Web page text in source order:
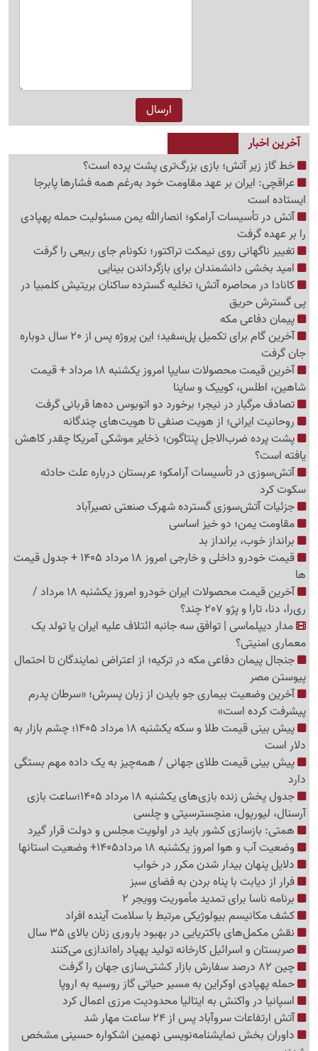
آخرین اخبار
خط گاز زیر آتش؛ بازی بزرگ‌تری پشت پرده است؟
عراقچی: ایران بر عهد مقاومت خود به‌رغم همه فشارها پابرجا
ایستاده است
آتش در تأسیسات آرامکو؛ انصارالله یمن مسئولیت حمله پهپادی
را بر عهده گرفت
تغییر ناگهانی روی نیمکت تراکتور؛ نکونام جای ربیعی را گرفت
امید بخشی دانشمندان برای بازگرداندن بینایی
کانادا در محاصره آتش؛ تخلیه گسترده ساکنان بریتیش کلمبیا در
پی گسترش حریق
پیمان دفاعی مکه
آخرین گام برای تکمیل پل‌سفید؛ این پروژه پس از 20 سال دوباره
جان گرفت
آخرین قیمت محصولات سایپا امروز یکشنبه 18 مرداد + قیمت
شاهین، اطلس، کوییک و ساینا
تصادف مرگبار در نیجر؛ برخورد دو اتوبوس ده‌ها قربانی گرفت
روحانیت ایرانی؛ از هویت صنفی تا هویت‌های چندگانه
پشت پرده ضرب‌الاجل پنتاگون؛ ذخایر موشکی آمریکا چقدر کاهش
یافته است؟
آتش‌سوزی در تأسیسات آرامکو؛ عربستان درباره علت حادثه
سکوت کرد
جزئیات آتش‌سوزی گسترده شهرک صنعتی نصیرآباد
مقاومت یمن؛ دو خیز اساسی
برانداز خوب، برانداز بد
قیمت خودرو داخلی و خارجی امروز 18 مرداد 1405 + جدول قیمت
ها
آخرین قیمت محصولات ایران خودرو امروز یکشنبه 18 مرداد /
ری‌را، دنا، تارا و پژو 207 چند؟
مدار دیپلماسی | توافق سه جانبه ائتلاف علیه ایران یا تولد یک
معماری امنیتی؟
جنجال پیمان دفاعی مکه در ترکیه؛ از اعتراض نمایندگان تا احتمال
پیوستن مصر
آخرین وضعیت بیماری جو بایدن از زبان پسرش؛ «سرطان پدرم
پیشرفت کرده است»
پیش بینی قیمت طلا و سکه یکشنبه 18 مرداد 1405؛ چشم بازار به
دلار است
پیش بینی قیمت طلای جهانی / همه‌چیز به یک داده مهم بستگی
دارد
جدول پخش زنده بازی‌های یکشنبه 18 مرداد 1405؛ساعت بازی
آرسنال، لیورپول، منچسترسیتی و چلسی
همتی: بازسازی کشور باید در اولویت مجلس و دولت قرار گیرد
وضعیت آب و هوا امروز یکشنبه 18 مرداد1405+ وضعیت استانها
دلایل پنهان بیدار شدن مکرر در خواب
فرار از دیابت با پناه بردن به فضای سبز
برنامه ناسا برای تمدید مأموریت وویجر 2
کشف مکانیسم بیولوژیکی مرتبط با سلامت آینده افراد
نقش مکمل‌های باکتریایی در بهبود باروری زنان بالای 35 سال
صربستان و اسرائیل کارخانه تولید پهپاد راه‌اندازی می‌کنند
چین 82 درصد سفارش بازار کشتی‌سازی جهان را گرفت
حمله پهپادی اوکراین به مسیر حیاتی گاز روسیه به اروپا
اسپانیا در واکنش به ایتالیا محدودیت مرزی اعمال کرد
آتش ارتفاعات سروآباد پس از 24 ساعت مهار شد
داوران بخش نمایشنامه‌نویسی نهمین اشکواره حسینی مشخص